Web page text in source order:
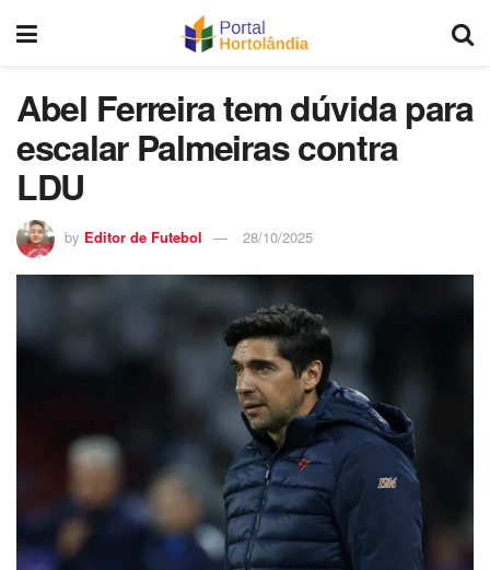
Abel Ferreira tem dúvida para
escalar Palmeiras contra
LDU
by Editor de Futebol 28/10/2025